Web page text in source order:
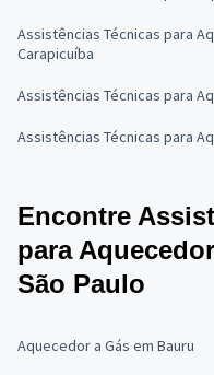
Assistências Técnicas para
Carapicuíba
Assistências Técnicas para
Assistências Técnicas para
Encontre
para
São Paulo
Aquecedor a Gás em Bauru